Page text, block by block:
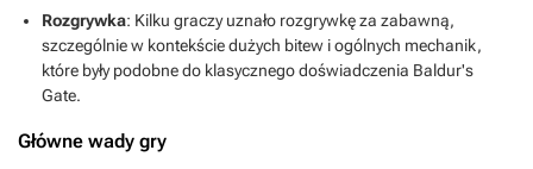
Rozgrywka: Kilku graczy uznało rozgrywkę za zabawną,
szczególnie w kontekście dużych bitew i ogólnych mechanik,
które były podobne do klasycznego doświadczenia Baldur's
Gate.
Główne wady gry